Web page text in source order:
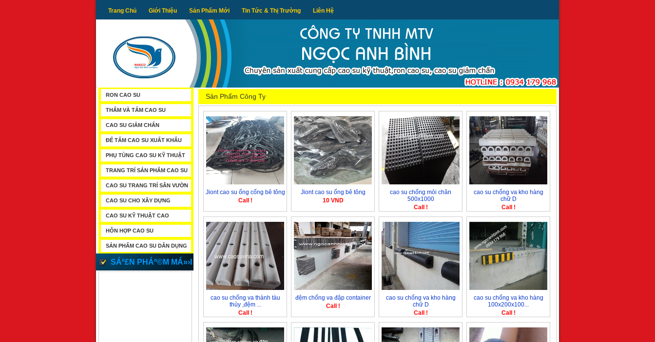
Trang Chủ Giới Thiệu Sản Phẩm Mới Tin Tức & Thị Trường Liên Hệ
RON CAO SU
THẨM VÀ TẤM CAO SU
CAO SU GIẢM CHẤN
ĐẾ TẤM CAO SU XUẤT KHẨU
PHỤ TÙNG CAO SU KỸ THUẬT
TRANG TRÍ SẢN PHẨM CAO SU
CAO SU TRANG TRÍ SÂN VƯỜN
CAO SU CHO XÂY DỰNG
CAO SU KỸ THUẬT CAO
HỖN HỢP CAO SU
SẢN PHẨM CAO SU DÂN DỤNG
SÁº£N PHÁº©M MÁ»›I
Sản Phẩm Công Ty
Jiont cao su ống cống bê tông
Call !
Jiont cao su ống bê tông
10 VND
cao su chống mỏi chân
500x1000
Call !
cao su chống va kho hàng
chữ D
Call !
cao su chống va thành tàu
thủy ,đệm ...
Call !
đệm chống va đập container
Call !
cao su chống va kho hàng
chữ D
Call !
cao su chống va kho hàng
100x200x100...
Call !